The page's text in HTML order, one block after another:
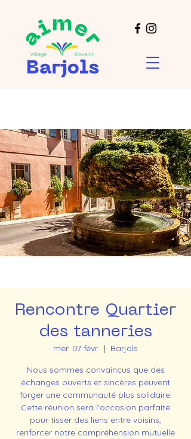
Rencontre Quartier
des tanneries
mer. 07 févr.
  |
Barjols
Nous sommes convaincus que des
échanges ouverts et sincères peuvent
forger une communauté plus solidaire.
Cette réunion sera l'occasion parfaite
pour tisser des liens entre voisins,
renforcer notre compréhension mutuelle